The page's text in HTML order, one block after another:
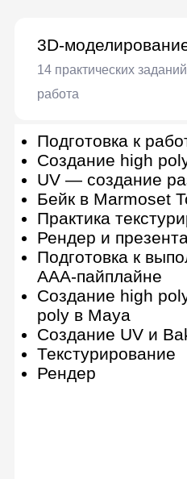
8 практических заданий
Цифровой скульптинг
с ZBrush
Основные
и ZRemesher
Скульптинг
персонажей
Создание одежды
Polygroups, маски и
Работа с фактурой и
Создание
элементов, деталей
Дополнительные
Подготовка модели к
Скульптинг-
персонажа